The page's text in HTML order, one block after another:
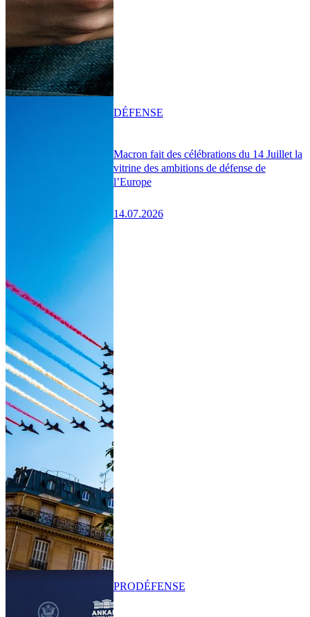
Macron fait des célébrations du 14 Juillet la
vitrine des ambitions de défense de
l’Europe
14.07.2026
DÉFENSE
PRODÉFENSE